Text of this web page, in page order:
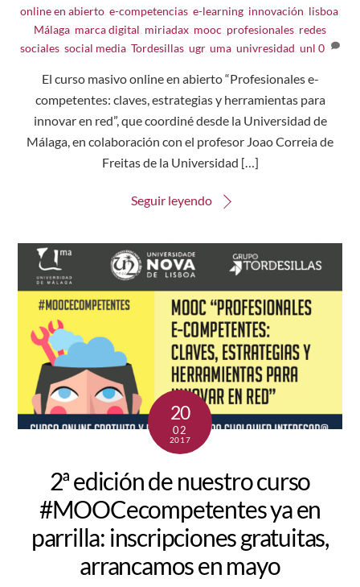
online en abierto, e-competencias, e-learning, innovación lisboa,
Málaga marca digital miriadax mooc profesionales redes
sociales, social media, Tordesillas, ugr, uma, univresidad unl 0
El curso masivo online en abierto “Profesionales e-
competentes: claves, estrategias y herramientas para
innovar en red”, que coordiné desde la Universidad de
Málaga, en colaboración con el profesor Joao Correia de
Freitas de la Universidad […]
Seguir leyendo
20
02
2017
2ª edición de nuestro curso
#MOOCecompetentes ya en
parrilla: inscripciones gratuitas,
arrancamos en mayo